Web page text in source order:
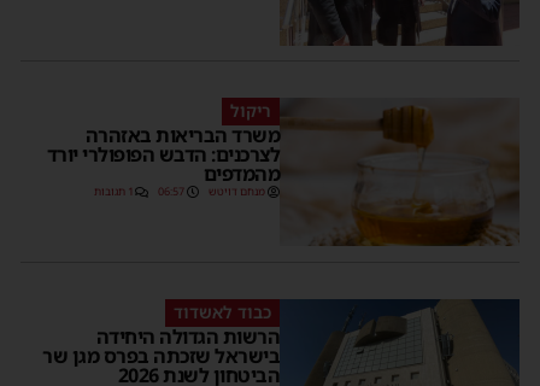
ריקול
משרד הבריאות באזהרה
לצרכנים: הדבש הפופולרי יורד
מהמדפים
מנחם דויטש 06:57 1 תגובות
כבוד לאשדוד
הרשות הגדולה היחידה
בישראל שזכתה בפרס מגן שר
הביטחון לשנת 2026